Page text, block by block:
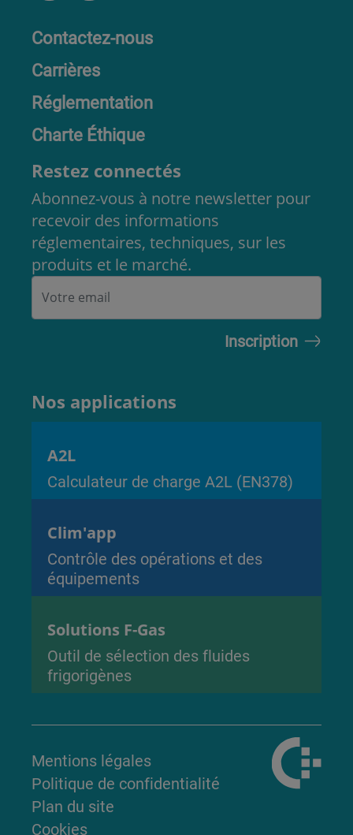
Contactez-nous
Carrières
Réglementation
Charte Éthique
Restez connectés
Abonnez-vous à notre newsletter pour
recevoir des informations
réglementaires, techniques, sur les
produits et le marché.
Nos applications
A2L
Calculateur de charge A2L (EN378)
Clim'app
Contrôle des opérations et des
équipements
Solutions F-Gas
Outil de sélection des fluides
frigorigènes
Mentions légales
Politique de confidentialité
Plan du site
Cookies